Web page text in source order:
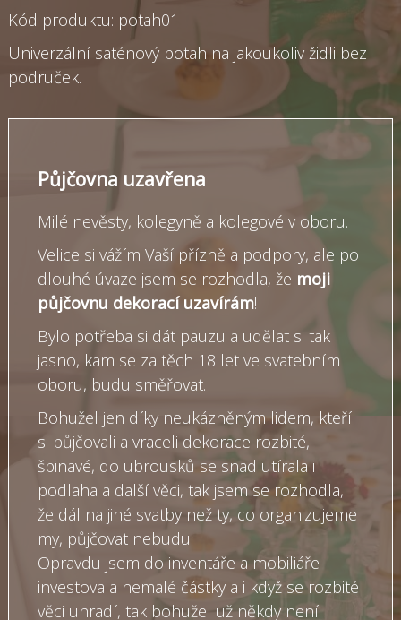
Kód produktu: potah01
Univerzální saténový potah na jakoukoliv židli bez
područek.
Půjčovna uzavřena
Milé nevěsty, kolegyně a kolegové v oboru.
Velice si vážím Vaší přízně a podpory, ale po
dlouhé úvaze jsem se rozhodla, že moji
půjčovnu dekorací uzavírám!
Bylo potřeba si dát pauzu a udělat si tak
jasno, kam se za těch 18 let ve svatebním
oboru, budu směřovat.
Bohužel jen díky neukázněným lidem, kteří
si půjčovali a vraceli dekorace rozbité,
špinavé, do ubrousků se snad utírala i
podlaha a další věci, tak jsem se rozhodla,
že dál na jiné svatby než ty, co organizujeme
my, půjčovat nebudu.
Opravdu jsem do inventáře a mobiliáře
investovala nemalé částky a i když se rozbité
věci uhradí, tak bohužel už někdy není